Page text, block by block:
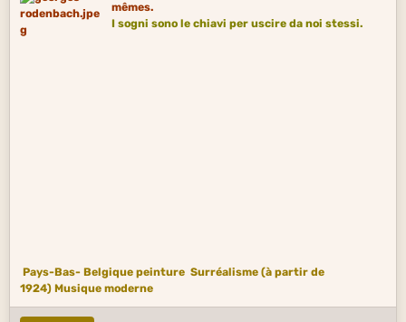
mêmes.
I sogni sono le chiavi per uscire da noi stessi.
Pays-Bas- Belgique peinture Surréalisme (à partir de
1924) Musique moderne